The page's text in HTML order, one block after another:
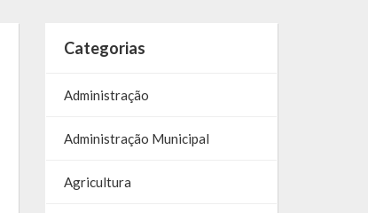
Categorias
Administração
Administração Municipal
Agricultura